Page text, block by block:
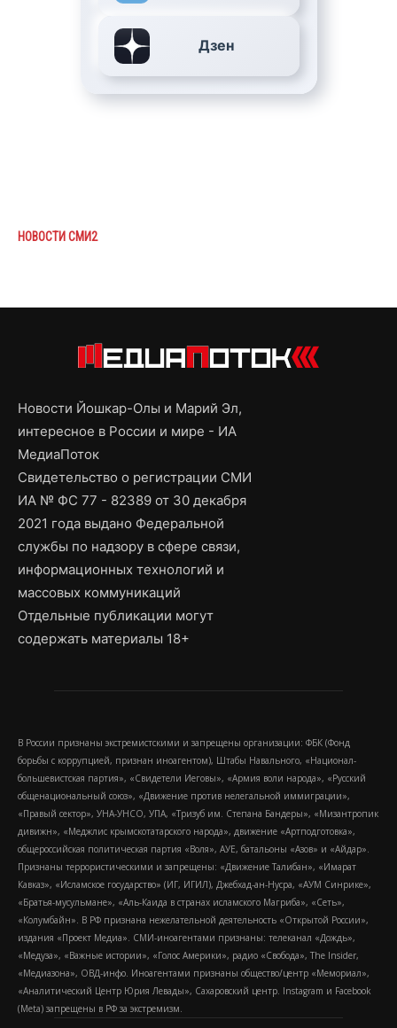
Дзен
НОВОСТИ СМИ2
Новости Йошкар-Олы и Марий Эл,
интересное в России и мире - ИА
МедиаПоток
Свидетельство о регистрации СМИ
ИА № ФС 77 - 82389 от 30 декабря
2021 года выдано Федеральной
службы по надзору в сфере связи,
информационных технологий и
массовых коммуникаций
Отдельные публикации могут
содержать материалы 18+
В России признаны экстремистскими и запрещены организации: ФБК (Фонд
борьбы с коррупцией, признан иноагентом), Штабы Навального, «Национал-
большевистская партия», «Свидетели Иеговы», «Армия воли народа», «Русский
общенациональный союз», «Движение против нелегальной иммиграции»,
«Правый сектор», УНА-УНСО, УПА, «Тризуб им. Степана Бандеры», «Мизантропик
дивижн», «Меджлис крымскотатарского народа», движение «Артподготовка»,
общероссийская политическая партия «Воля», АУЕ, батальоны «Азов» и «Айдар».
Признаны террористическими и запрещены: «Движение Талибан», «Имарат
Кавказ», «Исламское государство» (ИГ, ИГИЛ), Джебхад-ан-Нусра, «АУМ Синрике»,
«Братья-мусульмане», «Аль-Каида в странах исламского Магриба», «Сеть»,
«Колумбайн». В РФ признана нежелательной деятельность «Открытой России»,
издания «Проект Медиа». СМИ-иноагентами признаны: телеканал «Дождь»,
«Медуза», «Важные истории», «Голос Америки», радио «Свобода», The Insider,
«Медиазона», ОВД-инфо. Иноагентами признаны общество/центр «Мемориал»,
«Аналитический Центр Юрия Левады», Сахаровский центр. Instagram и Facebook
(Metа) запрещены в РФ за экстремизм.